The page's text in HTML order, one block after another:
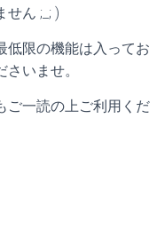
せん ;_; )
低限の機能は入ってお
いませ。
ご一読の上ご利用くだ